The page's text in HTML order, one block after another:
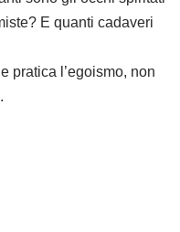
E quanti cadaveri
pratica l’egoismo, non